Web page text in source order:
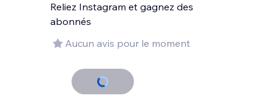
Reliez Instagram et gagnez des
abonnés
Aucun avis pour le moment